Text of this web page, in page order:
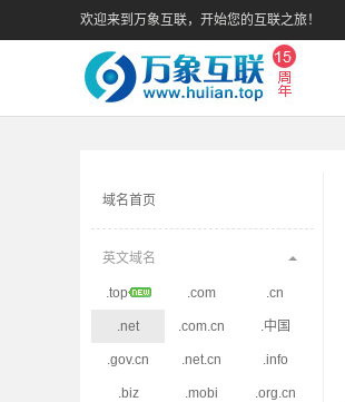
欢迎来到万象互联，开始您的互联之旅！
域名首页
英文域名
.top .com .cn
.net .com.cn .中国
.gov.cn .net.cn .info
.biz .mobi .org.cn